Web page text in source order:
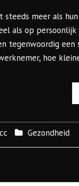
steeds meer als
als op
tegenwoordig
hoe
Gezondheid